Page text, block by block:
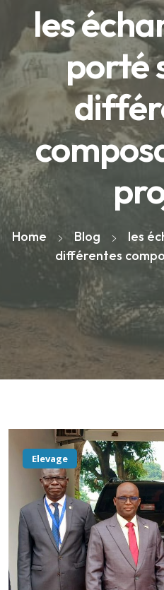
les
porté
Home Blog
les
différentes
Elevage